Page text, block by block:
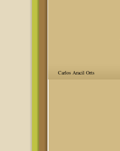
Carlos Aracil Orts